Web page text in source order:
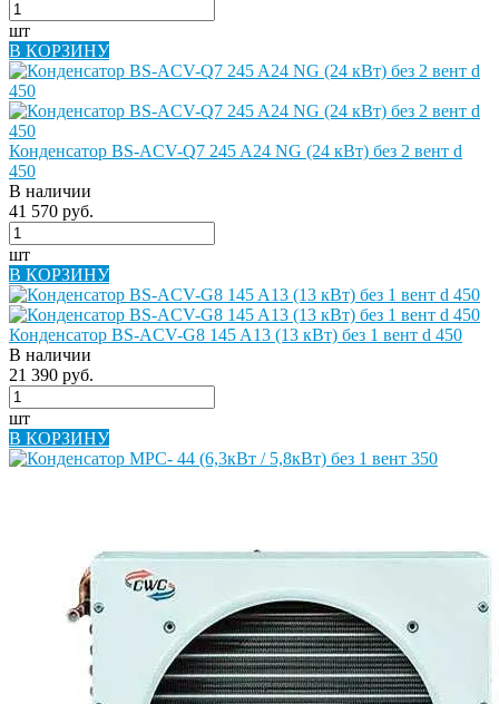
шт
В КОРЗИНУ
Конденсатор BS-ACV-Q7 245 A24 NG (24 кВт) без 2 вент d
450
В наличии
41 570 руб.
шт
В КОРЗИНУ
Конденсатор BS-ACV-G8 145 A13 (13 кВт) без 1 вент d 450
В наличии
21 390 руб.
шт
В КОРЗИНУ